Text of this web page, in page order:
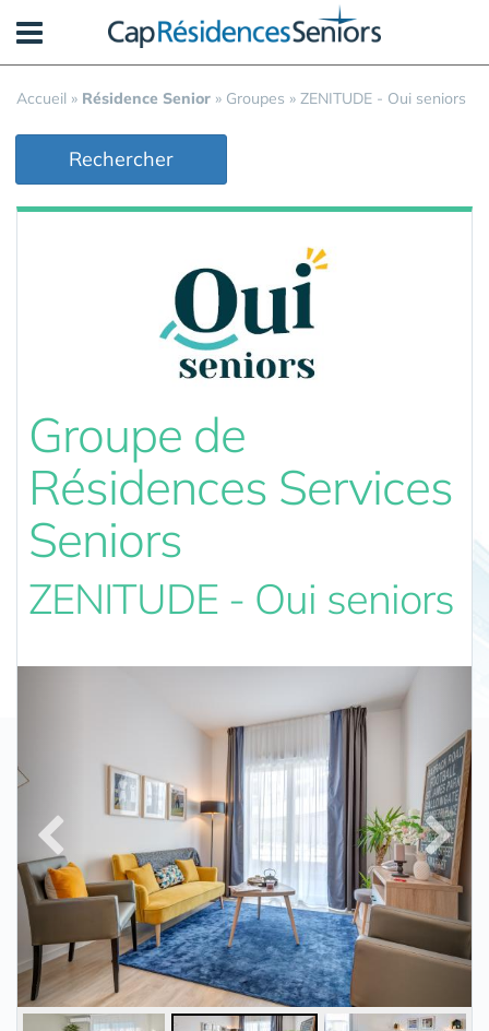
Accueil » Résidence Senior » Groupes » ZENITUDE - Oui seniors
Rechercher
Groupe de
Résidences Services
Seniors
ZENITUDE - Oui seniors